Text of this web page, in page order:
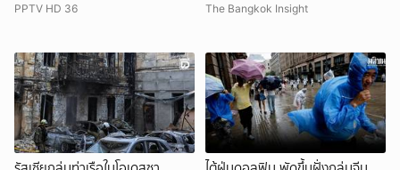
PPTV HD 36 The Bangkok Insight